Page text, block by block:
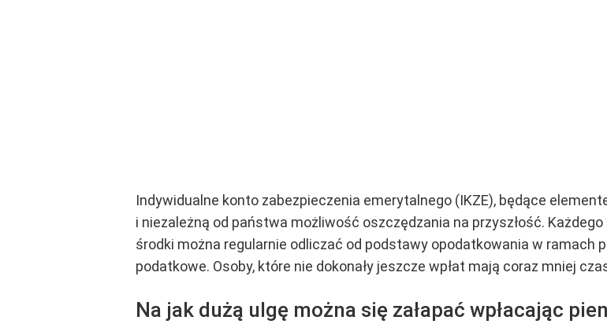
Indywidualne konto zabezpieczenia emerytalnego (IKZE), będące
i niezależną od państwa możliwość oszczędzania na przyszłość.
środki można regularnie odliczać od podstawy opodatkowania w ramach
podatkowe. Osoby, które nie dokonały jeszcze wpłat mają coraz mniej
Na jak dużą ulgę można się załapać wpłacając